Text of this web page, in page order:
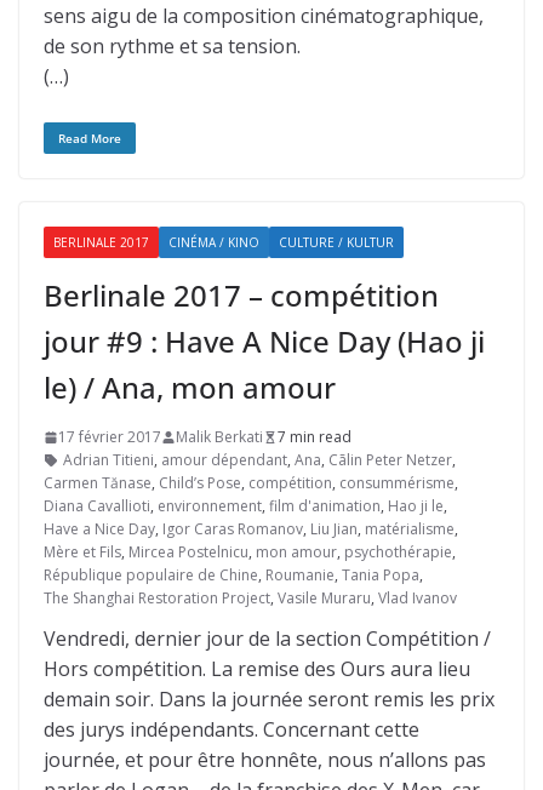
sens aigu de la composition cinématographique,
de son rythme et sa tension.
(…)
Read More
BERLINALE 2017 CINÉMA / KINO CULTURE / KULTUR
Berlinale 2017 – compétition
jour #9 : Have A Nice Day (Hao ji
le) / Ana, mon amour
17 février 2017 Malik Berkati
7 min read
Adrian Titieni, amour dépendant, Ana, Cãlin Peter Netzer,
Carmen Tănase, Child’s Pose, compétition, consummérisme,
Diana Cavallioti, environnement, film d'animation, Hao ji le,
Have a Nice Day, Igor Caras Romanov, Liu Jian, matérialisme,
Mère et Fils, Mircea Postelnicu, mon amour, psychothérapie,
République populaire de Chine, Roumanie, Tania Popa,
The Shanghai Restoration Project, Vasile Muraru, Vlad Ivanov
Vendredi, dernier jour de la section Compétition /
Hors compétition. La remise des Ours aura lieu
demain soir. Dans la journée seront remis les prix
des jurys indépendants. Concernant cette
journée, et pour être honnête, nous n’allons pas